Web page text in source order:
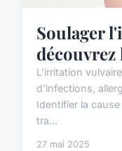
Soulager
découvrez
L'irritation
d'infections,
Identifier la
tra...
27 mai 2025